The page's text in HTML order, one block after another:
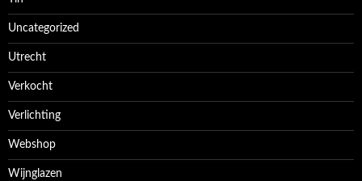
Uncategorized
Utrecht
Verkocht
Verlichting
Webshop
Wijnglazen